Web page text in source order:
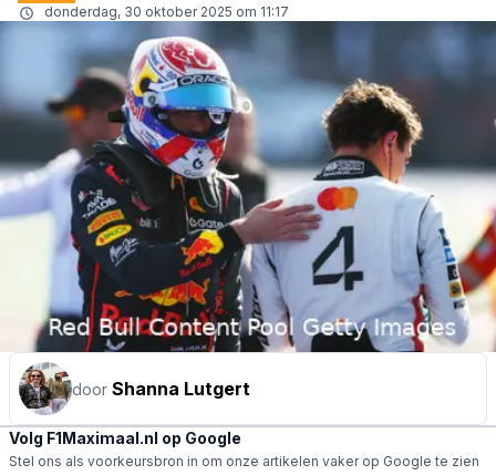
donderdag, 30 oktober 2025 om 11:17
door Shanna Lutgert
Volg F1Maximaal.nl op Google
Stel ons als voorkeursbron in om onze artikelen vaker op Google te zien